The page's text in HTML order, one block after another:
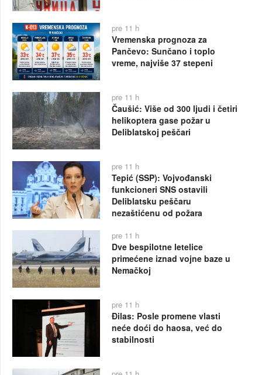
pre 11 h
Vremenska prognoza za
Pančevo: Sunčano i toplo
vreme, najviše 37 stepeni
pre 11 h
Čaušić: Više od 300 ljudi i četiri
helikoptera gase požar u
Deliblatskoj peščari
pre 11 h
Tepić (SSP): Vojvođanski
funkcioneri SNS ostavili
Deliblatsku peščaru
nezaštićenu od požara
pre 11 h
Dve bespilotne letelice
primećene iznad vojne baze u
Nemačkoj
pre 11 h
Đilas: Posle promene vlasti
neće doći do haosa, već do
stabilnosti